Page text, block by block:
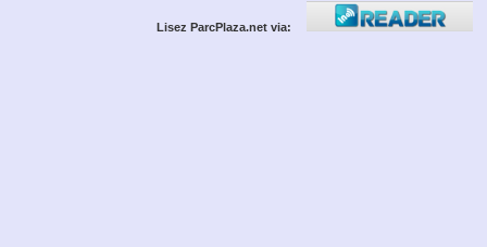
Lisez ParcPlaza.net via: